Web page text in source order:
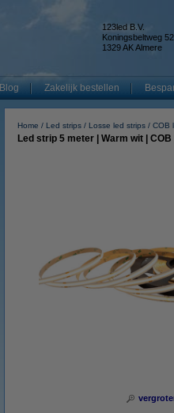
123led B.V.
Koningsbeltweg 52
1329 AK Almere
Blog Zakelijk bestellen
Home Led strips Losse led strips COB
Led strip 5 meter | Warm wit |